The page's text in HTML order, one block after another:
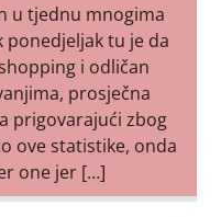
u tjednu mnogima
ponedjeljak tu je da
i odličan
prosječna
prigovarajući zbog
ove statistike, onda
one jer […]